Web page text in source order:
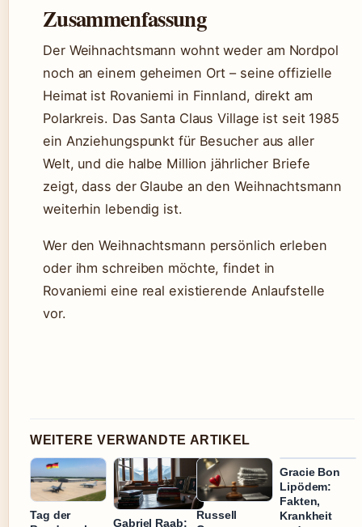
Zusammenfassung
Der Weihnachtsmann wohnt weder am Nordpol
noch an einem geheimen Ort – seine offizielle
Heimat ist Rovaniemi in Finnland, direkt am
Polarkreis. Das Santa Claus Village ist seit 1985
ein Anziehungspunkt für Besucher aus aller
Welt, und die halbe Million jährlicher Briefe
zeigt, dass der Glaube an den Weihnachtsmann
weiterhin lebendig ist.
Wer den Weihnachtsmann persönlich erleben
oder ihm schreiben möchte, findet in
Rovaniemi eine real existierende Anlaufstelle
vor.
WEITERE VERWANDTE ARTIKEL
Tag der
Gabriel Raab:
Russell
Gracie Bon
Lipödem:
Fakten,
Krankheit